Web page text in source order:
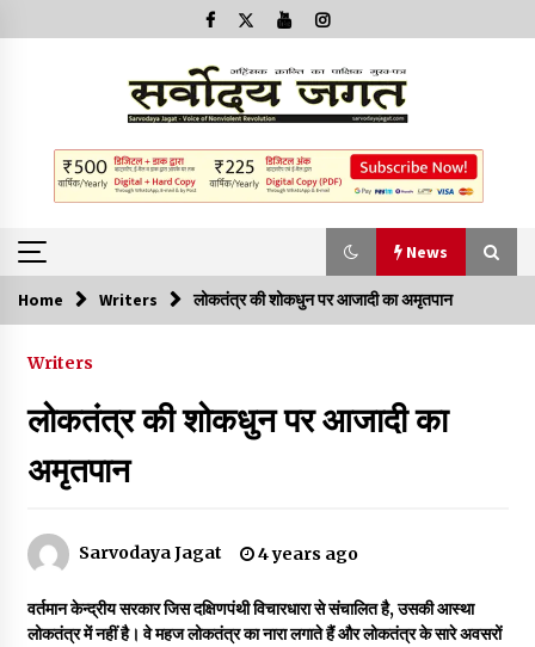
News
News
2 years ago
डॉक्टर अंबेडकर सामाजिक नवजागरण के अग्रदूत थे
3 years ago
Home Writers लोकतंत्र की शोकधुन पर आजादी का अमृतपान
Writers
लोकतंत्र की शोकधुन पर आजादी का
अमृतपान
Sarvodaya Jagat 4 years ago
वर्तमान केन्द्रीय सरकार जिस दक्षिणपंथी विचारधारा से संचालित है, उसकी आस्था
लोकतंत्र में नहीं है। वे महज लोकतंत्र का नारा लगाते हैं और लोकतंत्र के सारे अवसरों